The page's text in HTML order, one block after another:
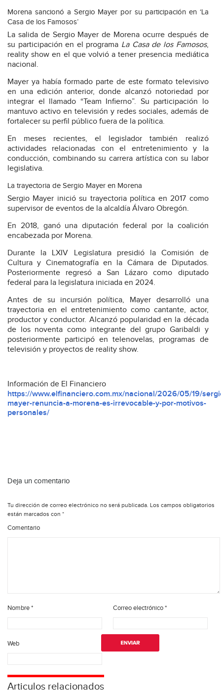
Morena sancionó a Sergio Mayer por su participación en ‘La
Casa de los Famosos’
La salida de Sergio Mayer de Morena ocurre después de
su participación en el programa La Casa de los Famosos,
reality show en el que volvió a tener presencia mediática
nacional.
Mayer ya había formado parte de este formato televisivo
en una edición anterior, donde alcanzó notoriedad por
integrar el llamado “Team Infierno”. Su participación lo
mantuvo activo en televisión y redes sociales, además de
fortalecer su perfil público fuera de la política.
En meses recientes, el legislador también realizó
actividades relacionadas con el entretenimiento y la
conducción, combinando su carrera artística con su labor
legislativa.
La trayectoria de Sergio Mayer en Morena
Sergio Mayer inició su trayectoria política en 2017 como
supervisor de eventos de la alcaldía Álvaro Obregón.
En 2018, ganó una diputación federal por la coalición
encabezada por Morena.
Durante la LXIV Legislatura presidió la Comisión de
Cultura y Cinematografía en la Cámara de Diputados.
Posteriormente regresó a San Lázaro como diputado
federal para la legislatura iniciada en 2024.
Antes de su incursión política, Mayer desarrolló una
trayectoria en el entretenimiento como cantante, actor,
productor y conductor. Alcanzó popularidad en la década
de los noventa como integrante del grupo Garibaldi y
posteriormente participó en telenovelas, programas de
televisión y proyectos de reality show.
Información de El Financiero
https://www.elfinanciero.com.mx/nacional/2026/05/19/
mayer-renuncia-a-morena-es-irrevocable-y-por-motivos-
personales/
Deja un comentario
Tu dirección de correo electrónico no será publicada. Los campos obligatorios
están marcados con *
Comentario
Nombre* Correo electrónico*
Web
Articulos relacionados